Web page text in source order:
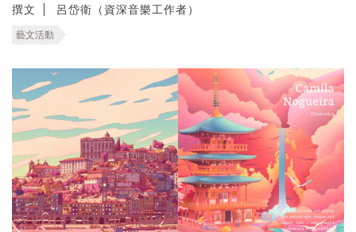
撰文 呂岱衛（資深音樂工作者）
藝文活動